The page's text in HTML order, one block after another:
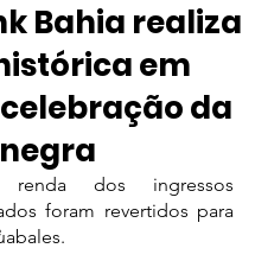
Bahia realiza
em
da
dos ingressos
foram revertidos para